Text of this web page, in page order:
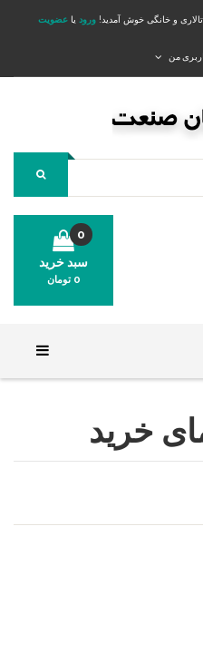
و خانگی خوش آمدید! ورود یا عضویت
من
سبد خرید
0
0 تومان
خرید